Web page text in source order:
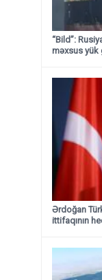
“Bild”:
məxsus yük
Ərdoğan
ittifaqının